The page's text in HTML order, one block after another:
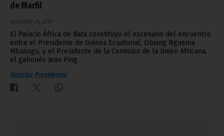
de Marfil
diciembre 24, 2010
El Palacio África de Bata constituyó el escenario del encuentro
entre el Presidente de Guinea Ecuatorial, Obiang Nguema
Mbasogo, y el Presidente de la Comisión de la Unión Africana,
el gabonés Jean Ping.
Noticias Presidencia